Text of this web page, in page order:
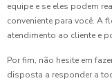
equipe e se eles podem
conveniente para você. A
atendimento ao cliente e
Por fim, não hesite em
disposta a responder a